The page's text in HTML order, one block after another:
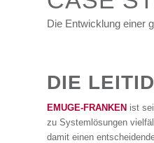
Die Entwicklung einer
DIE
EMUGE-FRANKEN ist
zu Systemlösungen
damit einen